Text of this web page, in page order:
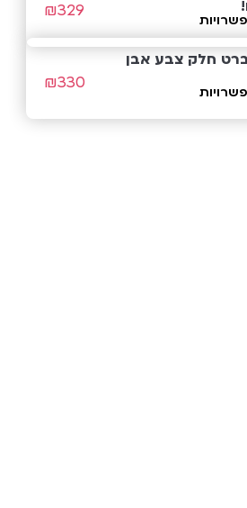
₪329
חלק צבע אבן
₪330